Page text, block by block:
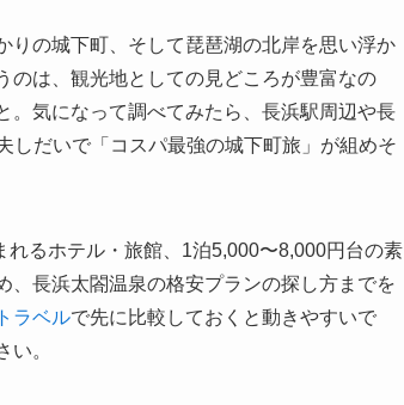
りの城下町、そして琵琶湖の北岸を思い浮か
のは、観光地としての見どころが豊富なの
。気になって調べてみたら、長浜駅周辺や長
しだいで「コスパ最強の城下町旅」が組めそ
るホテル・旅館、1泊5,000〜8,000円台の素
、長浜太閤温泉の格安プランの探し方までを
ラベルで先に比較しておくと動きやすいで
。